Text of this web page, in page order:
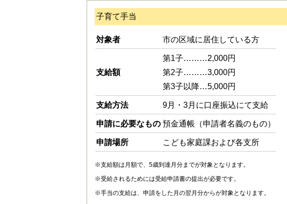
子育て手当
対象者 市の区域に居住している方
支給額
第1子………2,000円
第2子………3,000円
第3子以降…5,000円
支給方法 9月・3月に口座振込にて支給
申請に必要なもの 預金通帳（申請者名義のもの）
申請場所 こども家庭課および各支所
※支給額は月額で、5歳到達月分までが対象となります。
※受給されるためには受給申請書の提出が必要です。
※手当の支給は、申請をした月の翌月分からが対象となります。